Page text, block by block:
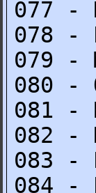
077 -
078 -
079 -
080 -
081 -
082 -
083 -
084 -